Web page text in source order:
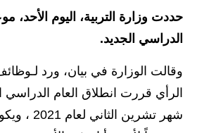
اخبار
حددت وزارة التربية، اليوم الأحد،
الدراسي الجديد.
وقالت الوزارة في بيان، ورد
الرأي قررت انطلاق العام
شهر تشرين